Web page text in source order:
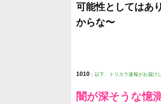
可能性としてはあ
からな〜
1010 : 以下、トリカラ速報がお届け
闇が深そうな憶